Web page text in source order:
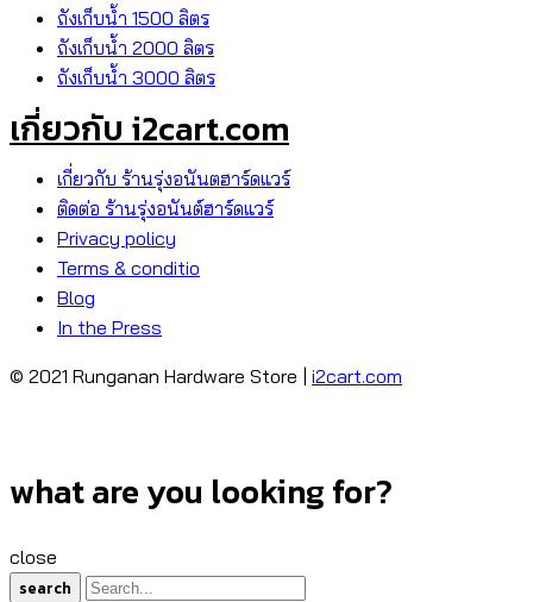
ถังเก็บน้ำ 1500 ลิตร
ถังเก็บน้ำ 2000 ลิตร
ถังเก็บน้ำ 3000 ลิตร
เกี่ยวกับ i2cart.com
เกี่ยวกับ ร้านรุ่งอนันตฮาร์ดแวร์
ติดต่อ ร้านรุ่งอนันต์ฮาร์ดแวร์
Privacy policy
Terms & conditio
Blog
In the Press
© 2021 Runganan Hardware Store | i2cart.com
what are you looking for?
close
search